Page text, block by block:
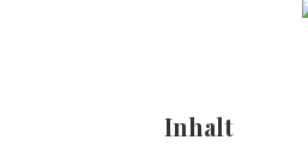
Inhalt